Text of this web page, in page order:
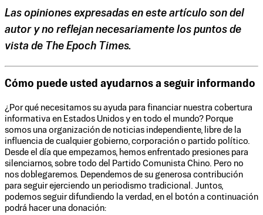
Las opiniones expresadas en este artículo son del
autor y no reflejan necesariamente los puntos de
vista de The Epoch Times.
Cómo puede usted ayudarnos a seguir informando
¿Por qué necesitamos su ayuda para financiar nuestra cobertura
informativa en Estados Unidos y en todo el mundo? Porque
somos una organización de noticias independiente, libre de la
influencia de cualquier gobierno, corporación o partido político.
Desde el día que empezamos, hemos enfrentado presiones para
silenciarnos, sobre todo del Partido Comunista Chino. Pero no
nos doblegaremos. Dependemos de su generosa contribución
para seguir ejerciendo un periodismo tradicional. Juntos,
podemos seguir difundiendo la verdad, en el botón a continuación
podrá hacer una donación: